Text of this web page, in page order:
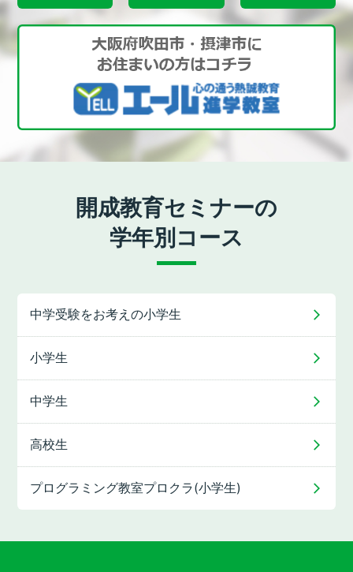
開成教育セミナーの
学年別コース
中学受験をお考えの小学生
小学生
中学生
高校生
プログラミング教室プロクラ(小学生)